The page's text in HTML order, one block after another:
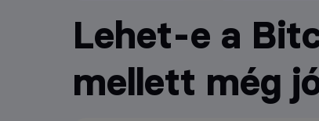
Lehet-e a
mellett még